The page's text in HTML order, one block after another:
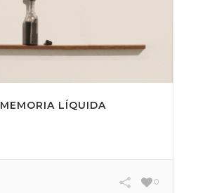
LÍQUIDA
0